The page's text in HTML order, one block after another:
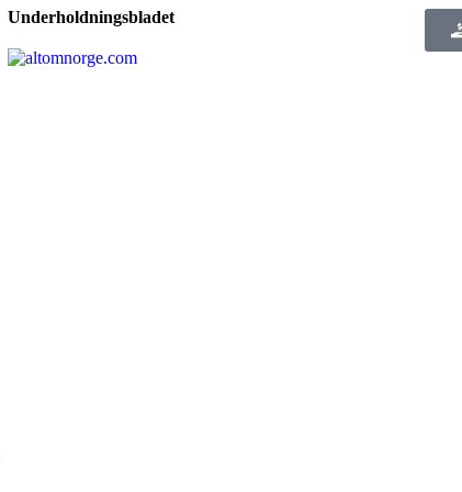
Underholdningsbladet